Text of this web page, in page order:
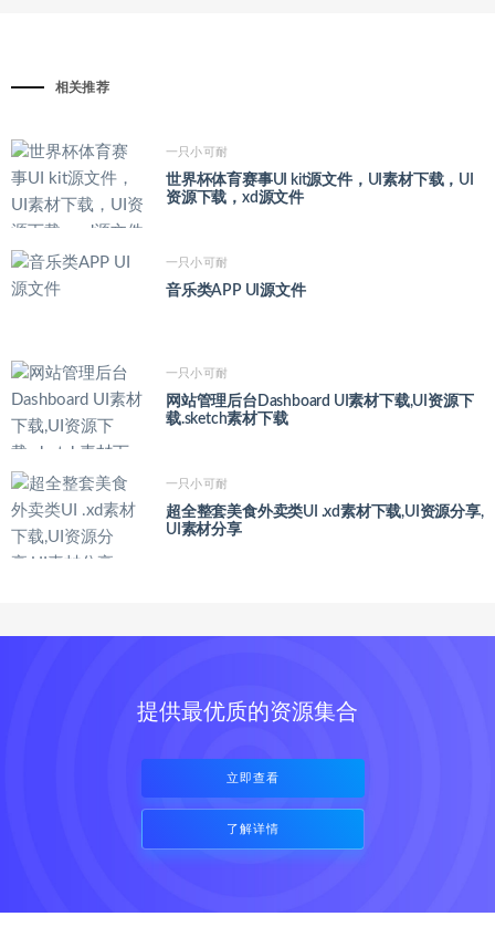
相关推荐
一只小可耐
世界杯体育赛事UI kit源文件，UI素材下载，UI
资源下载，xd源文件
一只小可耐
音乐类APP UI源文件
一只小可耐
网站管理后台Dashboard UI素材下载,UI资源下
载.sketch素材下载
一只小可耐
超全整套美食外卖类UI .xd素材下载,UI资源分享,
UI素材分享
提供最优质的资源集合
立即查看
了解详情